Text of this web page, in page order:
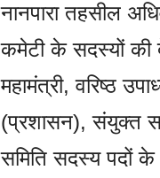
नानपारा तहसील
कमेटी के सदस्यों
महामंत्री, वरिष्ठ
(प्रशासन), संयुक्त
समिति सदस्य पदों के